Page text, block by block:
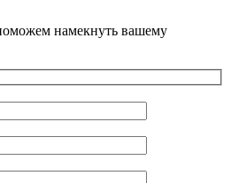
намекнуть вашему